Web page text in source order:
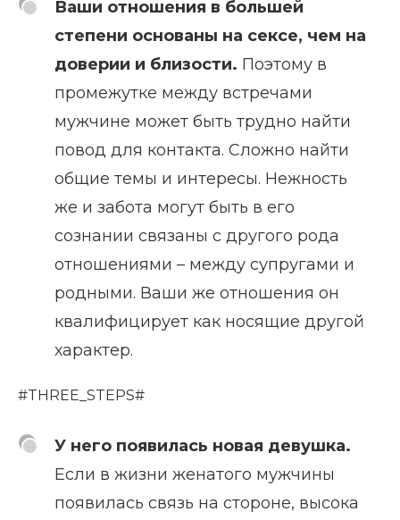
Ваши отношения в большей
степени основаны на сексе, чем на
доверии и близости. Поэтому в
промежутке между встречами
мужчине может быть трудно найти
повод для контакта. Сложно найти
общие темы и интересы. Нежность
же и забота могут быть в его
сознании связаны с другого рода
отношениями – между супругами и
родными. Ваши же отношения он
квалифицирует как носящие другой
характер.
#THREE_STEPS#
У него появилась новая девушка.
Если в жизни женатого мужчины
появилась связь на стороне, высока